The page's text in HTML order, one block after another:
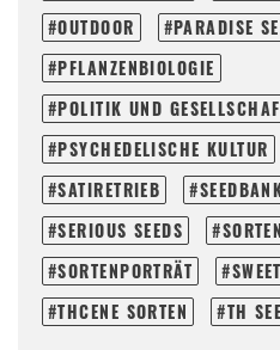
OUTDOOR
PARADISE
PFLANZENBIOLOGIE
POLITIK UND
PSYCHEDELISCHE KULTUR
SATIRETRIEB
SERIOUS SEEDS
SORTENPORTRÄT
THCENE SORTEN
TH